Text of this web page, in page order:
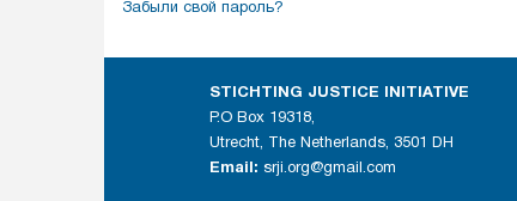
Забыли свой пароль?
STICHTING JUSTICE INITIATIVE
P.O Box 19318,
Utrecht, The Netherlands, 3501 DH
Email: srji.org@gmail.com